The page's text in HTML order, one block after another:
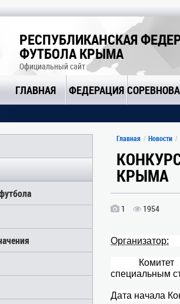
РЕСПУБЛИКАНСКАЯ
ФУТБОЛА КРЫМА
Официальный сайт
ГЛАВНАЯ ФЕДЕРАЦИЯ
Главная Новости
КРЫМА
1 1954
Организатор:
специальным
Дата начала